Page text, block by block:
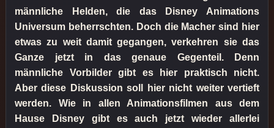
männliche Helden, die das Disney Animations
Universum beherrschten. Doch die Macher sind hier
etwas zu weit damit gegangen, verkehren sie das
Ganze jetzt in das genaue Gegenteil. Denn
männliche Vorbilder gibt es hier praktisch nicht.
Aber diese Diskussion soll hier nicht weiter vertieft
werden. Wie in allen Animationsfilmen aus dem
Hause Disney gibt es auch jetzt wieder allerlei